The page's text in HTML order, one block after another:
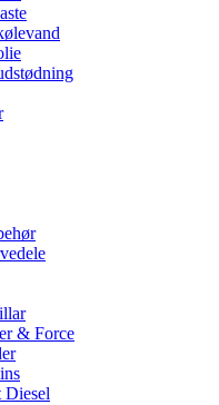
& Force
Diesel